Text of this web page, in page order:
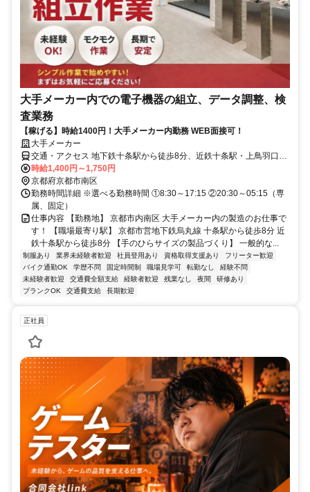
大手メーカー内での電子機器の組立、データ調整、検
査業務
【稼げる】時給1400円！大手メーカー内勤務 WEB面接可！
大手メーカー
交通・アクセス 地下鉄十条駅から徒歩8分、近鉄十条駅・上鳥羽口駅
から徒歩8分
時給1,400円～1,750円
京都府京都市南区
勤務時間詳細 ※選べる勤務時間 ①8:30～17:15 ②20:30～05:15（専
属、固定）
仕事内容 【勤務地】 京都市内南区 大手メーカー内の製造のお仕事で
す！ 【職場最寄り駅】 京都市営地下鉄烏丸線 十条駅から徒歩8分 近
鉄十条駅から徒歩8分 【手のひらサイズの製品づくり】 一般的な...
制服あり 業界未経験者歓迎 社員登用あり 資格取得支援あり
フリーター歓迎
バイク通勤OK
学歴不問 固定時間制 職場見学可 転勤なし
経験不問
未経験者歓迎
交通費全額支給 経験者歓迎 残業なし 夜間
研修あり
ブランクOK
交通費支給 長期歓迎
正社員